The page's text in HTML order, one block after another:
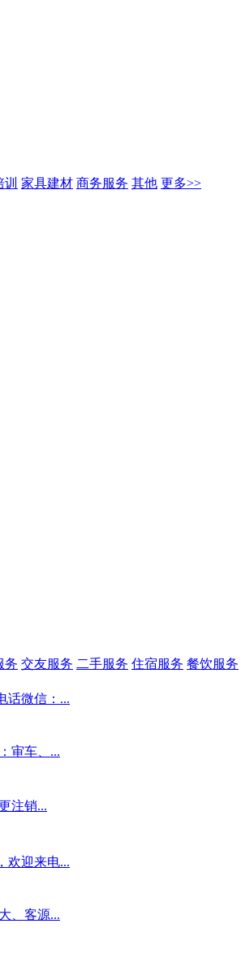
家具建材 商务服务 其他 更多>>
务 交友服务 二手服务 住宿服务 餐饮服务
话微信：...
审车、...
注销...
欢迎来电...
、客源...